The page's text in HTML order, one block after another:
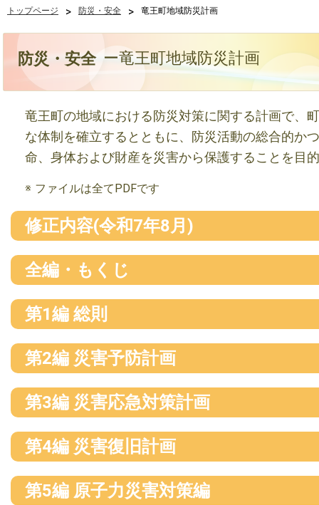
トップページ > 防災・安全 > 竜王町地域防災計画
防災・安全 ー竜王町地域防災計画
竜王町の地域における防災対策に関する計画で、
な体制を確立するとともに、防災活動の総合的か
命、身体および財産を災害から保護することを目
ファイルは全てPDFです
修正内容(令和7年8月)
全編・もくじ
第1編 総則
第2編 災害予防計画
第3編 災害応急対策計画
第4編 災害復旧計画
第5編 原子力災害対策編